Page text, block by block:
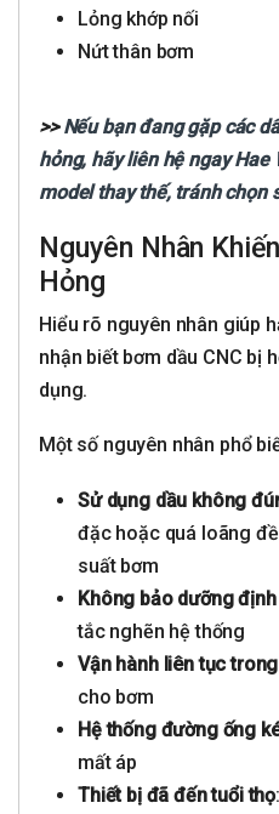
Lỏng khớp nối
Nứt thân bơm
>>Nếu bạn đang gặp các
hỏng, hãy liên hệ ngay
model thay thế, tránh chọn
Nguyên Nhân
Hỏng
Hiểu rõ nguyên nhân giúp
nhận biết bơm dầu CNC bị
dụng.
Một số nguyên nhân phổ
Sử dụng dầu không
đặc hoặc quá loãng
suất bơm
Không bảo dưỡng
tắc nghẽn hệ thống
Vận hành liên tục
cho bơm
Hệ thống đường ống
mất áp
Thiết bị đã đến tuổi thọ